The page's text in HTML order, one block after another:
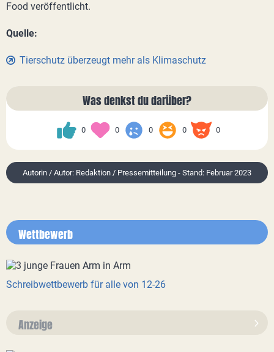
Food veröffentlicht.
Quelle:
Tierschutz überzeugt mehr als Klimaschutz
Was denkst du darüber?
0 0 0 0 0
Autorin / Autor: Redaktion / Pressemitteilung - Stand: Februar 2023
Wettbewerb
Schreibwettbewerb für alle von 12-26
Anzeige